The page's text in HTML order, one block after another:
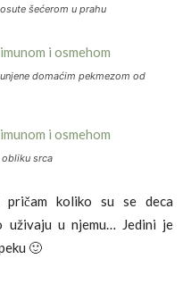
šećerom u prahu
domaćim pekmezom od
srca
koliko su se deca
uživaju u njemu… Jedini je
🙂